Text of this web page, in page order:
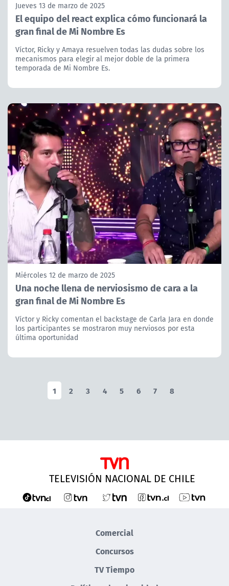
Jueves 13 de marzo de 2025
El equipo del react explica cómo funcionará la
gran final de Mi Nombre Es
Víctor, Ricky y Amaya resuelven todas las dudas sobre los
mecanismos para elegir al mejor doble de la primera
temporada de Mi Nombre Es.
Miércoles 12 de marzo de 2025
Una noche llena de nerviosismo de cara a la
gran final de Mi Nombre Es
Víctor y Ricky comentan el backstage de Carla Jara en donde
los participantes se mostraron muy nerviosos por esta
última oportunidad
1 2 3 4 5 6 7 8
TELEVISIÓN NACIONAL DE CHILE
Comercial
Concursos
TV Tiempo